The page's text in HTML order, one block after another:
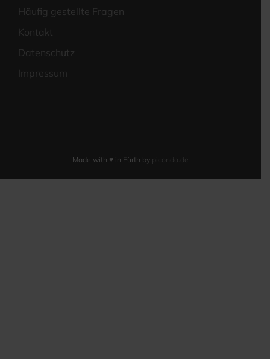
Häu­fig gestell­te Fragen
Kon­takt
Daten­schutz
Impres­sum
Made with ♥ in Fürth by picondo.de